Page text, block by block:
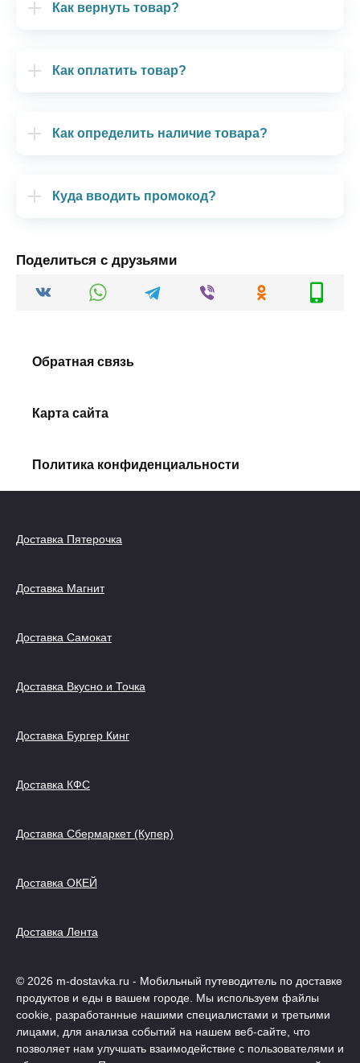
Как вернуть товар?
Как оплатить товар?
Как определить наличие товара?
Куда вводить промокод?
Поделиться с друзьями
Обратная связь
Карта сайта
Политика конфиденциальности
Доставка Пятерочка
Доставка Магнит
Доставка Самокат
Доставка Вкусно и Точка
Доставка Бургер Кинг
Доставка КФС
Доставка Сбермаркет (Купер)
Доставка ОКЕЙ
Доставка Лента
© 2026 m-dostavka.ru - Мобильный путеводитель по доставке
продуктов и еды в вашем городе. Мы используем файлы
cookie, разработанные нашими специалистами и третьими
лицами, для анализа событий на нашем веб-сайте, что
позволяет нам улучшать взаимодействие с пользователями и